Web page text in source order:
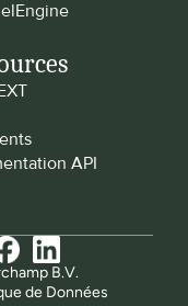
API
B.V.
de Données